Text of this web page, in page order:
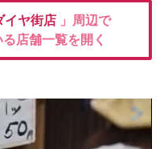
イヤ街店 」周辺で
店舗一覧を開く